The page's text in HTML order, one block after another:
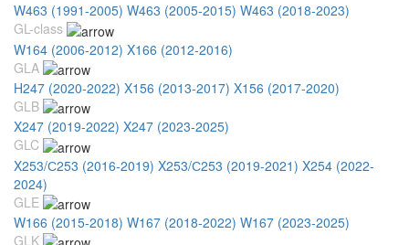
W463 (1991-2005) W463 (2005-2015) W463 (2018-2023)
GL-class
W164 (2006-2012) X166 (2012-2016)
GLA
H247 (2020-2022) X156 (2013-2017) X156 (2017-2020)
GLB
X247 (2019-2022) X247 (2023-2025)
GLC
X253/С253 (2016-2019) X253/С253 (2019-2021) X254 (2022-
2024)
GLE
W166 (2015-2018) W167 (2018-2022) W167 (2023-2025)
GLK